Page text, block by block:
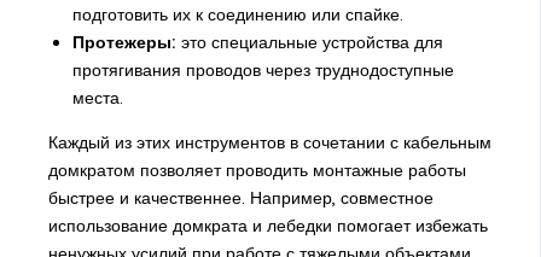
подготовить их к соединению или спайке.
Протежеры: это специальные устройства для
протягивания проводов через труднодоступные
места.
Каждый из этих инструментов в сочетании с кабельным
домкратом позволяет проводить монтажные работы
быстрее и качественнее. Например, совместное
использование домкрата и лебедки помогает избежать